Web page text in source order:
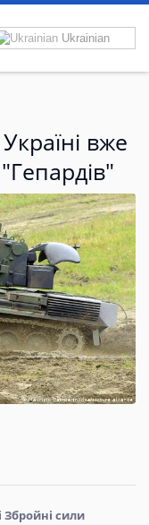
Ukrainian
вже
Збройні сили